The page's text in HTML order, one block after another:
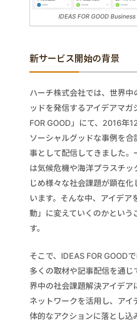
IDEAS FOR GOOD
新サービス開始の背景
ハーチ株式会社では、世界中
ッドを発信するアイデアマガ
FOR GOOD」にて、2016年
ソーシャルグッドな事例を
事として配信してきました。
は気候危機や海洋プラスチッ
じめ様々な社会課題が顕在化
います。そんな中、アイデア
動」に変えていくのかという
す。
そこで、IDEAS FOR GOOD
多くの取材や記事配信を通じ
界中の社会課題解決アイデア
ネットワークを活用し、アイ
体的なアクションに落とし込